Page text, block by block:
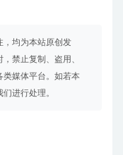
，均为本站原创发
禁止复制、盗用、
类媒体平台。如若本
进行处理。